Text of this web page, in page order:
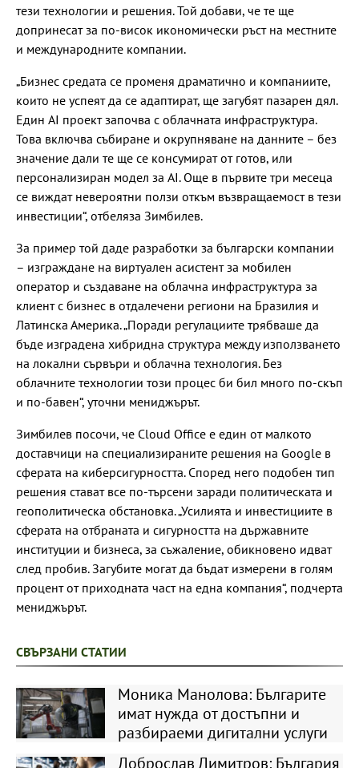
тези технологии и решения. Той добави, че те ще
допринесат за по-висок икономически ръст на местните
и международните компании.
„Бизнес средата се променя драматично и компаниите,
които не успеят да се адаптират, ще загубят пазарен дял.
Един AI проект започва с облачната инфраструктура.
Това включва събиране и окрупняване на данните – без
значение дали те ще се консумират от готов, или
персонализиран модел за AI. Още в първите три месеца
се виждат невероятни ползи откъм възвращаемост в тези
инвестиции“, отбеляза Зимбилев.
За пример той даде разработки за български компании
– изграждане на виртуален асистент за мобилен
оператор и създаване на облачна инфраструктура за
клиент с бизнес в отдалечени региони на Бразилия и
Латинска Америка. „Поради регулациите трябваше да
бъде изградена хибридна структура между използването
на локални сървъри и облачна технология. Без
облачните технологии този процес би бил много по-скъп
и по-бавен“, уточни мениджърът.
Зимбилев посочи, че Cloud Office е един от малкото
доставчици на специализираните решения на Google в
сферата на киберсигурността. Според него подобен тип
решения стават все по-търсени заради политическата и
геополитическа обстановка. „Усилията и инвестициите в
сферата на отбраната и сигурността на държавните
институции и бизнеса, за съжаление, обикновено идват
след пробив. Загубите могат да бъдат измерени в голям
процент от приходната част на една компания“, подчерта
мениджърът.
СВЪРЗАНИ СТАТИИ
Моника Манолова: Българите
имат нужда от достъпни и
разбираеми дигитални услуги
Доброслав Димитров: България